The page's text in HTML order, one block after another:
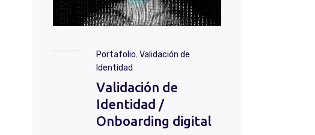
Portafolio,Validación de
Identidad
Validación de
Identidad /
Onboarding digital